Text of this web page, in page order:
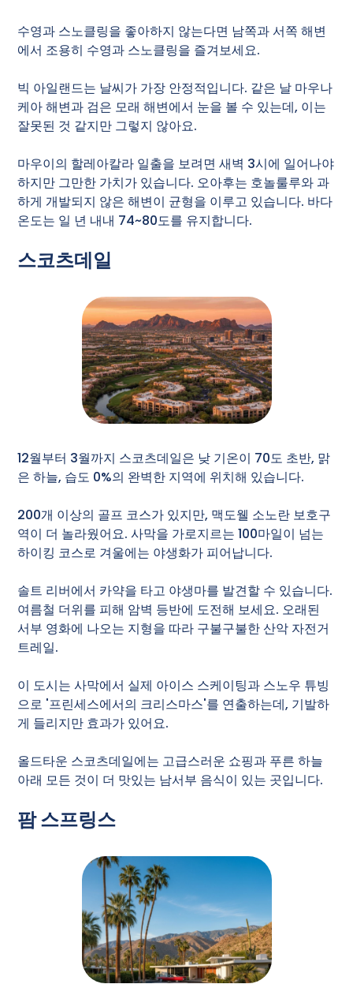
수영과 스노클링을 좋아하지 않는다면 남쪽과 서쪽 해변
에서 조용히 수영과 스노클링을 즐겨보세요.
빅 아일랜드는 날씨가 가장 안정적입니다. 같은 날 마우나
케아 해변과 검은 모래 해변에서 눈을 볼 수 있는데, 이는
잘못된 것 같지만 그렇지 않아요.
마우이의 할레아칼라 일출을 보려면 새벽 3시에 일어나야
하지만 그만한 가치가 있습니다. 오아후는 호놀룰루와 과
하게 개발되지 않은 해변이 균형을 이루고 있습니다. 바다
온도는 일 년 내내 74~80도를 유지합니다.
스코츠데일
12월부터 3월까지 스코츠데일은 낮 기온이 70도 초반, 맑
은 하늘, 습도 0%의 완벽한 지역에 위치해 있습니다.
200개 이상의 골프 코스가 있지만, 맥도웰 소노란 보호구
역이 더 놀라웠어요. 사막을 가로지르는 100마일이 넘는
하이킹 코스로 겨울에는 야생화가 피어납니다.
솔트 리버에서 카약을 타고 야생마를 발견할 수 있습니다.
여름철 더위를 피해 암벽 등반에 도전해 보세요. 오래된
서부 영화에 나오는 지형을 따라 구불구불한 산악 자전거
트레일.
이 도시는 사막에서 실제 아이스 스케이팅과 스노우 튜빙
으로 '프린세스에서의 크리스마스'를 연출하는데, 기발하
게 들리지만 효과가 있어요.
올드타운 스코츠데일에는 고급스러운 쇼핑과 푸른 하늘
아래 모든 것이 더 맛있는 남서부 음식이 있는 곳입니다.
팜 스프링스